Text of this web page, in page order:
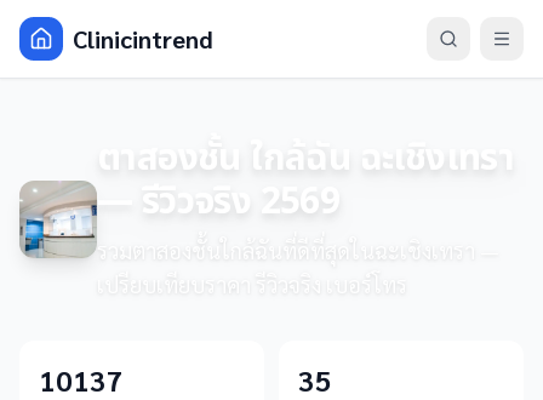
Clinicintrend
ตาสองชั้น ใกล้ฉัน ฉะเชิงเทรา
— รีวิวจริง 2569
รวมตาสองชั้นใกล้ฉันที่ดีที่สุดในฉะเชิงเทรา —
เปรียบเทียบราคา รีวิวจริง เบอร์โทร
10137 35